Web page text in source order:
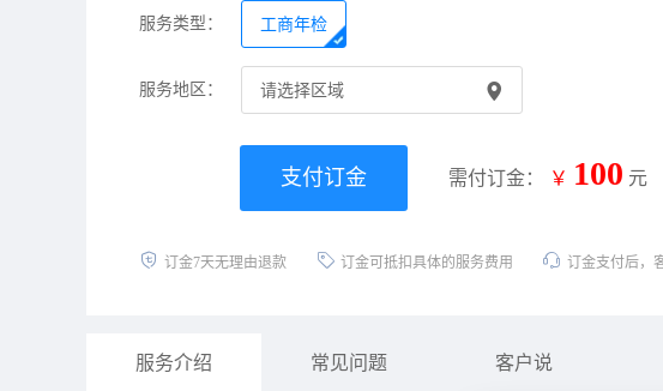
服务类型： 工商年检
服务地区： 请选择区域
支付订金 需付订金： ￥ 100 元
订金7天无理由退款 订金可抵扣具体的服务费用 订金支付后，
服务介绍 常见问题 客户说